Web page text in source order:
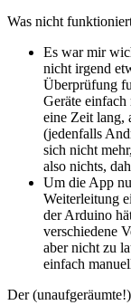
Was nicht
Es war mir
nicht irgend
Überprüfung
Geräte
eine Zeit lang,
(jedenfalls
sich nicht
also nichts,
Um die App
Weiterleitung
der Arduino
verschiedene
aber nicht zu
einfach
Der